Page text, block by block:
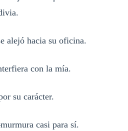
alejó hacia su oficina.
con la mía.
su carácter.
casi para sí.